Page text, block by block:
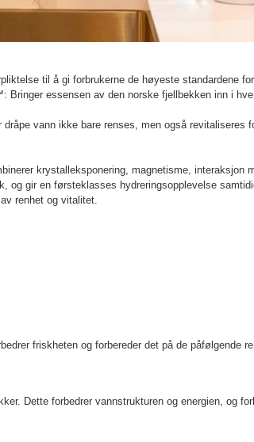
til å gi forbrukerne de høyeste standardene
essensen av den norske fjellbekken inn i
vann ikke bare renses, men også revitaliseres
krystalleksponering, magnetisme, interaksjon
og gir en førsteklasses hydreringsopplevelse
renhet og vitalitet.
friskheten og forbereder det på de påfølgende
Dette forbedrer vannstrukturen og energien, og